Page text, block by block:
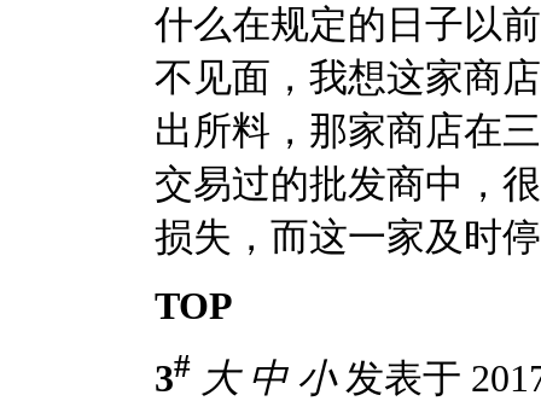
什么在规定的日子以
不见面，我想这家商
出所料，那家商店在
交易过的批发商中，
损失，而这一家及时
TOP
3# 大 中 小发表于